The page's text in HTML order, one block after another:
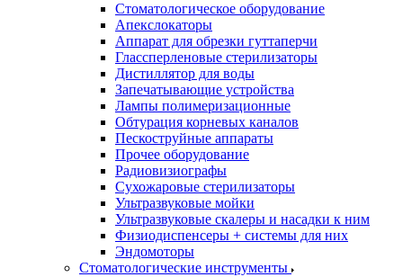
Стоматологическое оборудование
Апекслокаторы
Аппарат для обрезки гуттаперчи
Глассперленовые стерилизаторы
Дистиллятор для воды
Запечатывающие устройства
Лампы полимеризационные
Обтурация корневых каналов
Пескоструйные аппараты
Прочее оборудование
Радиовизиографы
Сухожаровые стерилизаторы
Ультразвуковые мойки
Ультразвуковые скалеры и насадки к ним
Физиодиспенсеры + системы для них
Эндомоторы
Стоматологические инструменты